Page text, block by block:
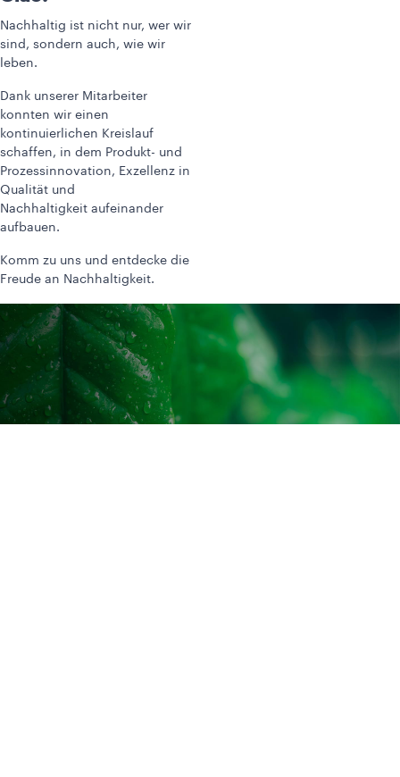
Nachhaltig ist nicht nur, wer wir
sind, sondern auch, wie wir
leben.
Dank unserer Mitarbeiter
konnten wir einen
kontinuierlichen Kreislauf
schaffen, in dem Produkt- und
Prozessinnovation, Exzellenz in
Qualität und
Nachhaltigkeit aufeinander
aufbauen.
Komm zu uns und entdecke die
Freude an Nachhaltigkeit.